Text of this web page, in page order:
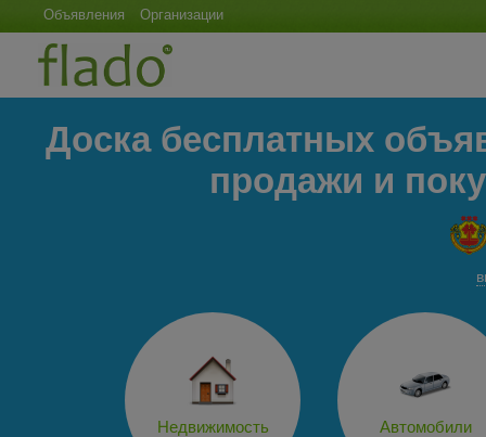
Объявления Организации
Доска бесплатных
продажи и
Недвижимость Автомобили